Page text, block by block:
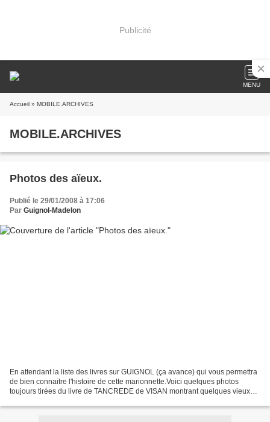
Publicité
MENU
Accueil » MOBILE.ARCHIVES
MOBILE.ARCHIVES
Photos des aïeux.
Publié le 29/01/2008 à 17:06
Par Guignol-Madelon
En attendant la liste des livres sur GUIGNOL (ça avance) qui vous permettra
de bien connaitre l'histoire de cette marionnette.Voici quelques photos
toujours tirées du livre de TANCREDE de VISAN montrant quelques vieux